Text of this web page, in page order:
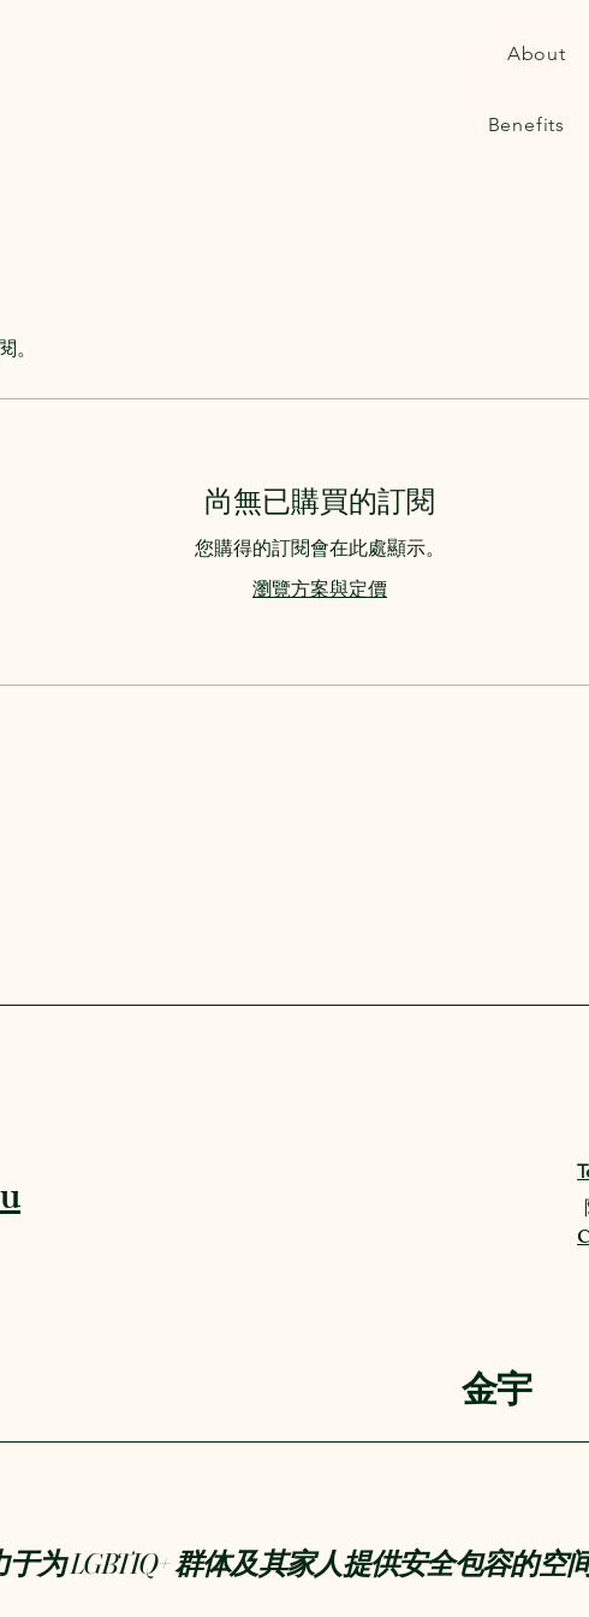
About
Benefits
。
尚無已購買的訂閱
您購得的訂閱會在此處顯示。
瀏覽方案與定價
金宇
于为 LGBTIQ+ 群体及其家人提供安全包容的空